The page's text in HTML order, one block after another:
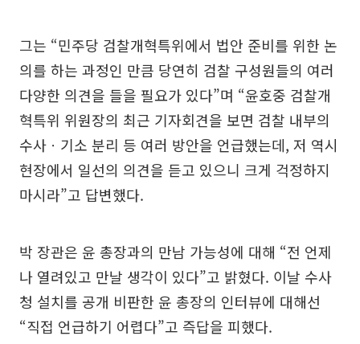
그는 “민주당 검찰개혁특위에서 법안 준비를 위한 논
의를 하는 과정인 만큼 당연히 검찰 구성원들의 여러
다양한 의견을 들을 필요가 있다”며 “윤호중 검찰개
혁특위 위원장의 최근 기자회견을 보면 검찰 내부의
수사ㆍ기소 분리 등 여러 방안을 언급했는데, 저 역시
현장에서 일선의 의견을 듣고 있으니 크게 걱정하지
마시라”고 답변했다.
박 장관은 윤 총장과의 만남 가능성에 대해 “전 언제
나 열려있고 만날 생각이 있다”고 밝혔다. 이날 수사
청 설치를 공개 비판한 윤 총장의 인터뷰에 대해선
“직접 언급하기 어렵다”고 즉답을 피했다.